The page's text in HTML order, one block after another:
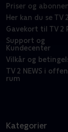
Priser og
Her kan du se TV
Gavekort til TV 2
Support og
Kundecenter
Vilkår og
TV 2 NEWS i
rum
Kategorier